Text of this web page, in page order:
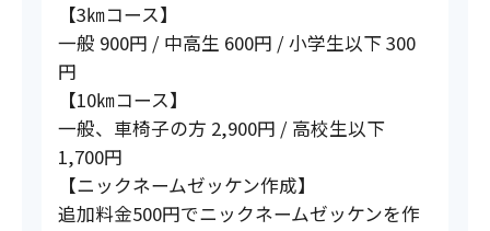
【3㎞コース】
一般 900円 / 中高生 600円 / 小学生以下 300
円
【10㎞コース】
一般、車椅子の方 2,900円 / 高校生以下
1,700円
【ニックネームゼッケン作成】
追加料金500円でニックネームゼッケンを作